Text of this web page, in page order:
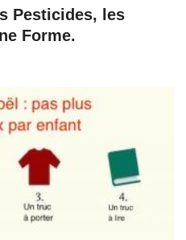
Pesticides, les
Forme.